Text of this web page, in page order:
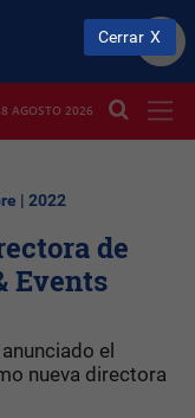
AGOSTO 2026
| 2022
de
Events
anunciado el
nueva directora
Cerrar